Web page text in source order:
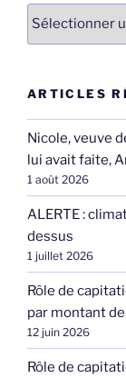
Catégories
ARTICLES
Nicole, veuve
lui avait faite,
1 août 2026
ALERTE :
dessus
1 juillet 2026
Rôle de
par montant
12 juin 2026
Rôle de